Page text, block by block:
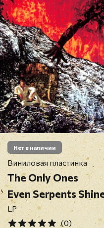
Нет в наличии
Виниловая пластинка
The Only Ones
Even Serpents
LP
(0)